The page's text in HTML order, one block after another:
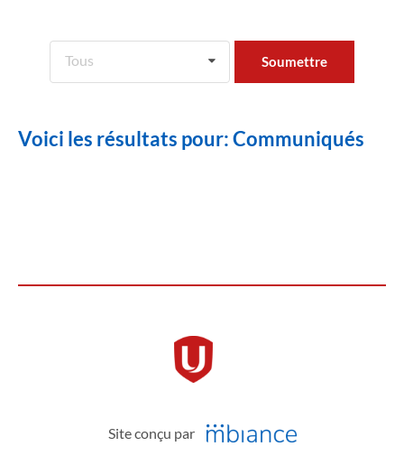
Tous
Voici les résultats pour: Communiqués
Site conçu par